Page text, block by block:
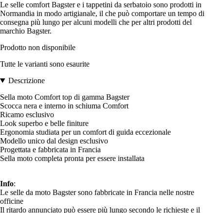
Le selle comfort Bagster e i tappetini da serbatoio sono prodotti in
Normandia in modo artigianale, il che può comportare un tempo di
consegna più lungo per alcuni modelli che per altri prodotti del
marchio Bagster.
Prodotto non disponibile
Tutte le varianti sono esaurite
Descrizione
Sella moto Comfort top di gamma Bagster
Scocca nera e interno in schiuma Comfort
Ricamo esclusivo
Look superbo e belle finiture
Ergonomia studiata per un comfort di guida eccezionale
Modello unico dal design esclusivo
Progettata e fabbricata in Francia
Sella moto completa pronta per essere installata
Info:
Le selle da moto Bagster sono fabbricate in Francia nelle nostre
officine
Il ritardo annunciato può essere più lungo secondo le richieste e il